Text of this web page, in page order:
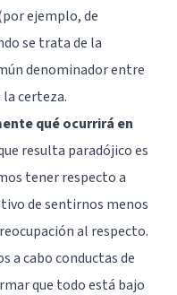
ejemplo, de
se trata de la
denominador entre
la certeza.
qué ocurrirá en
resulta paradójico es
tener respecto a
de sentirnos menos
al respecto.
a cabo conductas de
que todo está bajo